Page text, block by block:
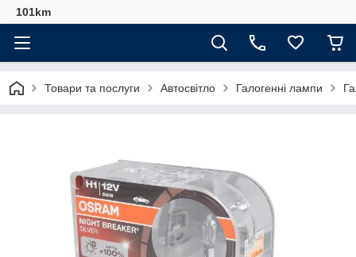
101km
Товари та послуги Автосвітло Галогенні лампи